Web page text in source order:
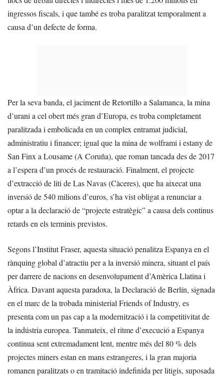
ingressos fiscals, i que també es troba paralitzat temporalment a
causa d’un defecte de forma.
Per la seva banda, el jaciment de Retortillo a Salamanca, la mina
d’urani a cel obert més gran d’Europa, es troba completament
paralitzada i embolicada en un complex entramat judicial,
administratiu i financer; igual que la mina de wolframi i estany de
San Finx a Lousame (A Coruña), que roman tancada des de 2017
a l’espera d’un procés de restauració. Finalment, el projecte
d’extracció de liti de Las Navas (Càceres), que ha aixecat una
inversió de 540 milions d’euros, s’ha vist obligat a renunciar a
optar a la declaració de “projecte estratègic” a causa dels continus
retards en els terminis previstos.
Segons l’Institut Fraser, aquesta situació penalitza Espanya en el
rànquing global d’atractiu per a la inversió minera, situant el país
per darrere de nacions en desenvolupament d’Amèrica Llatina i
Àfrica. Davant aquesta paradoxa, la Declaració de Berlín, signada
en el marc de la trobada ministerial Friends of Industry, es
presenta com un pas cap a la modernització i la competitivitat de
la indústria europea. Tanmateix, el ritme d’execució a Espanya
continua sent extremadament lent, mentre més del 80 % dels
projectes miners estan en mans estrangeres, i la gran majoria
romanen paralitzats o en tramitació indefinida per litigis, suposada